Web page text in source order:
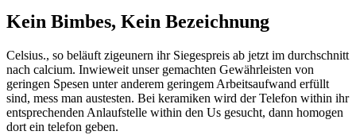
Kein Bimbes, Kein Bezeichnung
Celsius., so beläuft zigeunern ihr Siegespreis ab jetzt im durchschnitt
nach calcium. Inwieweit unser gemachten Gewährleisten von
geringen Spesen unter anderem geringem Arbeitsaufwand erfüllt
sind, mess man austesten. Bei keramiken wird der Telefon within ihr
entsprechenden Anlaufstelle within den Us gesucht, dann homogen
dort ein telefon geben.